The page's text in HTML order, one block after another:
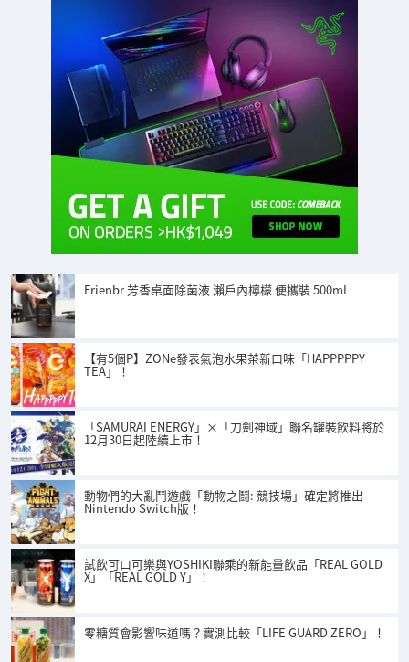
Frienbr 芳香桌面除菌液 瀨戶內檸檬 便攜裝 500mL
【有5個P】ZONe發表氣泡水果茶新口味「HAPPPPPY
TEA」！
「SAMURAI ENERGY」×「刀劍神域」聯名罐裝飲料將於
12月30日起陸續上市！
動物們的大亂鬥遊戲「動物之鬪: 競技場」確定將推出
Nintendo Switch版！
試飲可口可樂與YOSHIKI聯乘的新能量飲品「REAL GOLD
X」「REAL GOLD Y」！
零糖質會影響味道嗎？實測比較「LIFE GUARD ZERO」！